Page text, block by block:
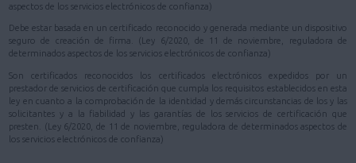
aspectos de los servicios electrónicos de confianza)
Debe estar basada en un certificado reconocido y generada mediante un dispositivo
seguro de creación de firma. (Ley 6/2020, de 11 de noviembre, reguladora de
determinados aspectos de los servicios electrónicos de confianza)
Son certificados reconocidos los certificados electrónicos expedidos por un
prestador de servicios de certificación que cumpla los requisitos establecidos en esta
ley en cuanto a la comprobación de la identidad y demás circunstancias de los y las
solicitantes y a la fiabilidad y las garantías de los servicios de certificación que
presten. (Ley 6/2020, de 11 de noviembre, reguladora de determinados aspectos de
los servicios electrónicos de confianza)